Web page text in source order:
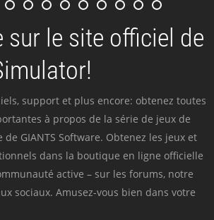
sur le site officiel de
support et plus encore: obtenez toutes
à propos de la série de jeux de
GIANTS Software. Obtenez les jeux et
dans la boutique en ligne officielle
active – sur les forums, notre
sociaux. Amusez-vous bien dans votre